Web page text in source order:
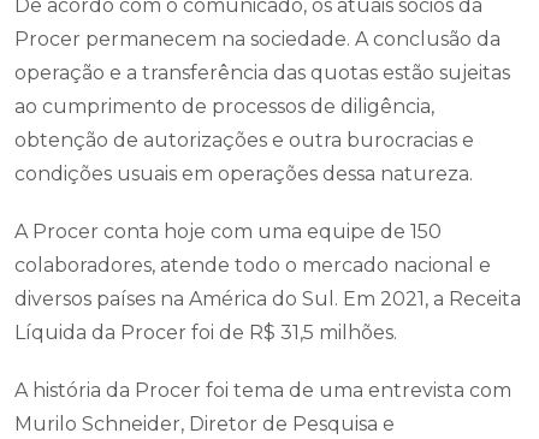
De acordo com o comunicado, os atuais sócios da
Procer permanecem na sociedade. A conclusão da
operação e a transferência das quotas estão sujeitas
ao cumprimento de processos de diligência,
obtenção de autorizações e outra burocracias e
condições usuais em operações dessa natureza.
A Procer conta hoje com uma equipe de 150
colaboradores, atende todo o mercado nacional e
diversos países na América do Sul. Em 2021, a Receita
Líquida da Procer foi de R$ 31,5 milhões.
A história da Procer foi tema de uma entrevista com
Murilo Schneider, Diretor de Pesquisa e